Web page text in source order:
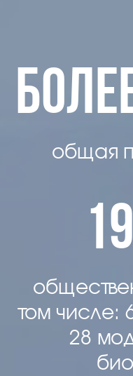
общая
том числе:
28